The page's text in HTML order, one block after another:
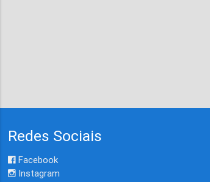
Redes Sociais
Facebook
Instagram